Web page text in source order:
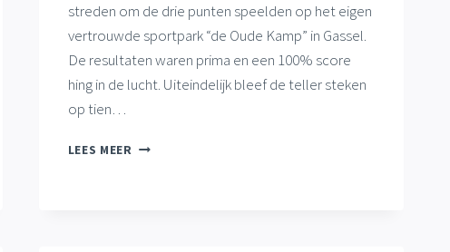
streden om de drie punten speelden op het eigen
vertrouwde sportpark “de Oude Kamp” in Gassel.
De resultaten waren prima en een 100% score
hing in de lucht. Uiteindelijk bleef de teller steken
op tien…
LEES MEER NET